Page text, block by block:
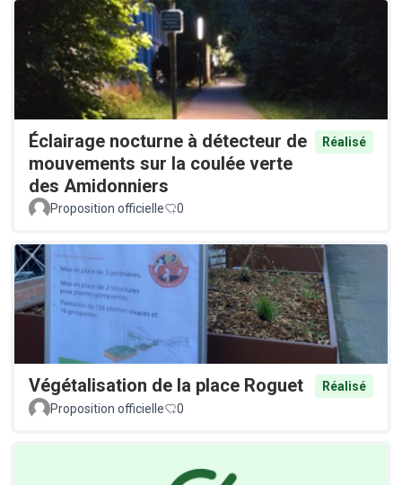
Éclairage nocturne à détecteur de
mouvements sur la coulée verte
des Amidonniers
Réalisé
Proposition officielle 0
Végétalisation de la place Roguet
Réalisé
Proposition officielle
0